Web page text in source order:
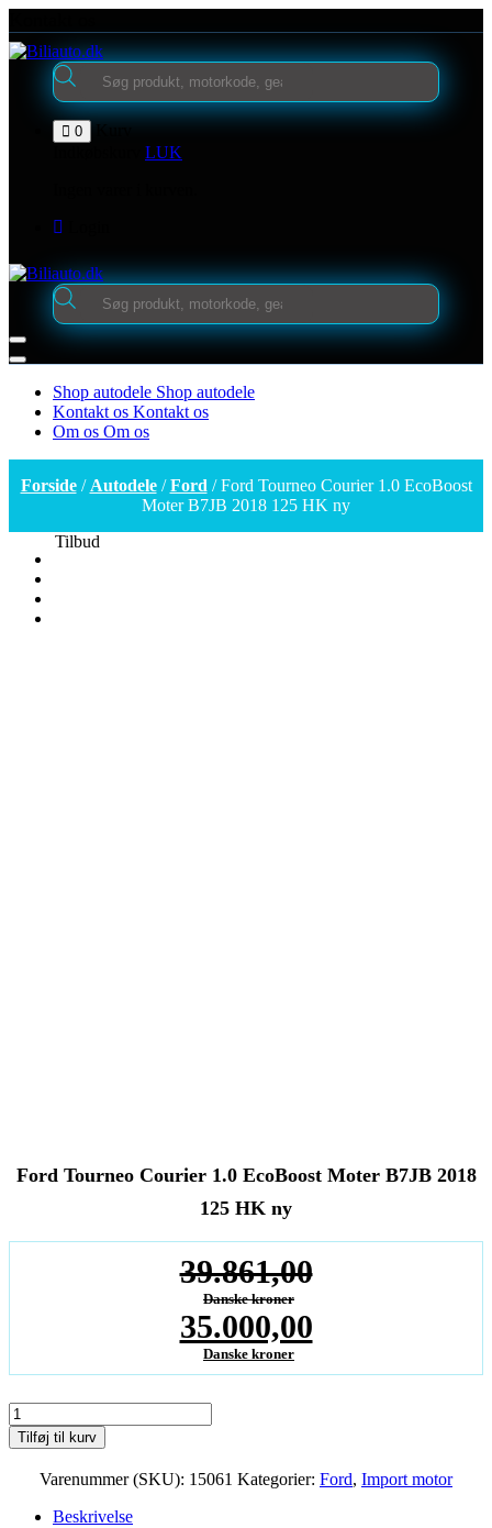
til
indhold
search
0
LUK
search
Shop autodele Shop autodele
Kontakt os Kontakt os
Om os Om os
Forside/ Autodele/Ford / Ford Tourneo Courier 1.0 EcoBoost
Moter B7JB 2018 125 HK ny
Tilbud
Ford Tourneo Courier 1.0 EcoBoost Moter B7JB 2018
125 HK ny
39.861,00
Danske kroner
Den
oprindelige
pris
var:
39.861,00Danske
35.000,00
Danske kroner
Den
er:
Ford
Tourneo
Courier
EcoBoost
Tilføj til kurv
Varenummer (SKU): 15061 Kategorier: Ford, Import motor
Beskrivelse